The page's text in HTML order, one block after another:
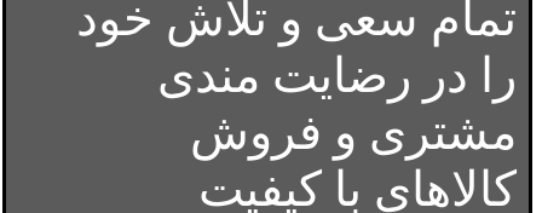
تمام سعی و تلاش خود
را در رضایت مندی
مشتری و فروش
کالاهای با کیفیت